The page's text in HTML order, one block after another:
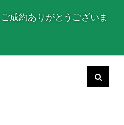
成約ありがとうございま